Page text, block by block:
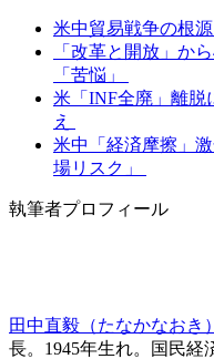
米中貿易戦争の根
「改革と開放」か
「苦悩」
米「INF全廃」離脱
え
米中「経済摩擦」
場リスク」
執筆者プロフィール
田中直毅（たなかなおき）
長。1945年生れ。国民経